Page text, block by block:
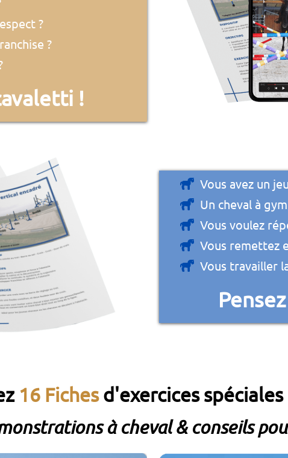
?
?
!
Vous avez un
Un cheval à
Vous voulez
Vous remettez
Vous travailler
16 Fichesd'exercices spéciales
à cheval & conseils